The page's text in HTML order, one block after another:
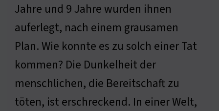
Jahre und 9 Jahre wurden ihnen
auferlegt, nach einem grausamen
Plan. Wie konnte es zu solch einer Tat
kommen? Die Dunkelheit der
menschlichen, die Bereitschaft zu
töten, ist erschreckend. In einer Welt,